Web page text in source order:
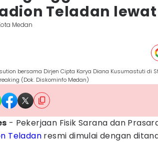
Teladan lewat
Medan
bersama Dirjen Cipta Karya Diana Kusumastuti di
(Dok. Diskominfo Medan)
- Pekerjaan Fisik Sarana dan
Teladan resmi dimulai dengan